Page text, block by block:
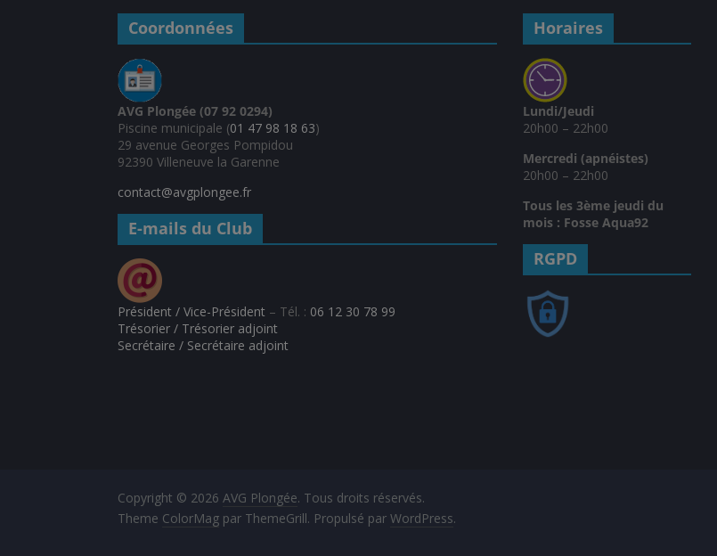
Coordonnées
AVG Plongée (07 92 0294)
Piscine municipale (01 47 98 18 63)
29 avenue Georges Pompidou
92390 Villeneuve la Garenne
contact@avgplongee.fr
E-mails du Club
Président / Vice-Président – Tél. : 06 12 30 78 99
Trésorier / Trésorier adjoint
Secrétaire / Secrétaire adjoint
Horaires
Lundi/Jeudi
20h00 – 22h00
Mercredi (apnéistes)
20h00 – 22h00
Tous les 3ème jeudi du
mois : Fosse Aqua92
RGPD
Copyright © 2026 AVG Plongée. Tous droits réservés.
Theme ColorMag par ThemeGrill. Propulsé par WordPress.